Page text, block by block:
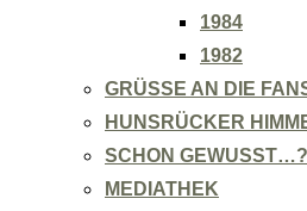
1984
1982
GRÜSSE AN DIE
HUNSRÜCKER
SCHON GEWUSST…?
MEDIATHEK